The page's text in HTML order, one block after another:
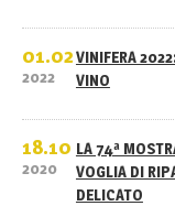
01.02
2022
VINIFERA
VINO
18.10
2020
LA 74ª
VOGLIA DI
DELICATO